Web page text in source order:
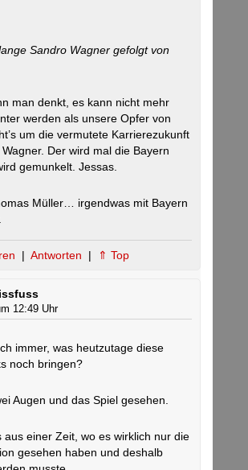
lange Sandro Wagner gefolgt von
man denkt, es kann nicht mehr
werden als unsere Opfer von
um die vermutete Karrierezukunft
Der wird mal die Bayern
gemunkelt. Jessas.
Müller… irgendwas mit Bayern
| Antworten | ⇑ Top
12:49 Uhr
immer, was heutzutage diese
noch bringen?
Augen und das Spiel gesehen.
aus einer Zeit, wo es wirklich nur die
gesehen haben und deshalb